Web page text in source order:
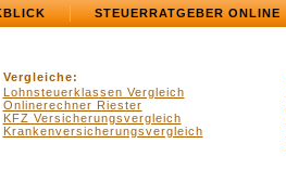
STEUERRATGEBER ONLINE
Vergleiche:
Lohnsteuerklassen Vergleich
Onlinerechner Riester
KFZ Versicherungsvergleich
Krankenversicherungsvergleich